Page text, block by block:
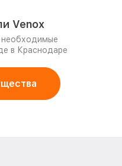
Venox
в Краснодаре